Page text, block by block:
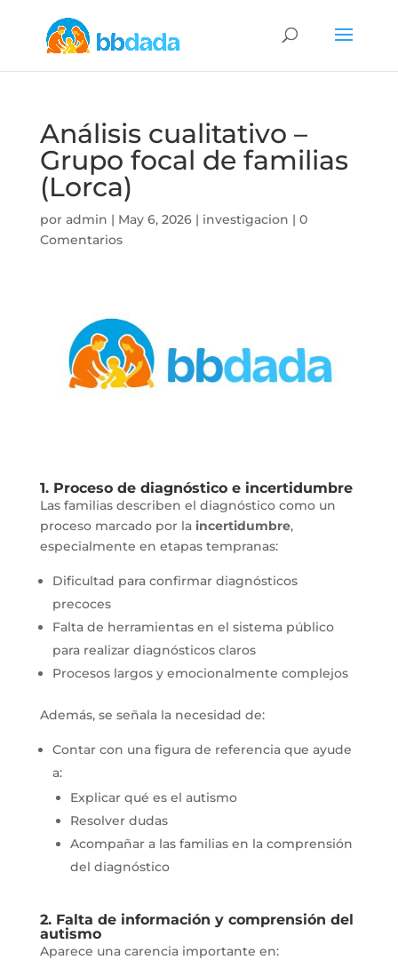
Análisis cualitativo –
Grupo focal de familias
(Lorca)
por admin | May 6, 2026| investigacion | 0
Comentarios
1. Proceso de diagnóstico e incertidumbre
Las familias describen el diagnóstico como un
proceso marcado por la incertidumbre,
especialmente en etapas tempranas:
Dificultad para confirmar diagnósticos
precoces
Falta de herramientas en el sistema público
para realizar diagnósticos claros
Procesos largos y emocionalmente complejos
Además, se señala la necesidad de:
Contar con una figura de referencia que ayude
a:
Explicar qué es el autismo
Resolver dudas
Acompañar a las familias en la comprensión
del diagnóstico
2. Falta de información y comprensión del
autismo
Aparece una carencia importante en: